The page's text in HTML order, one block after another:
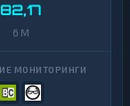
82,17
6 M